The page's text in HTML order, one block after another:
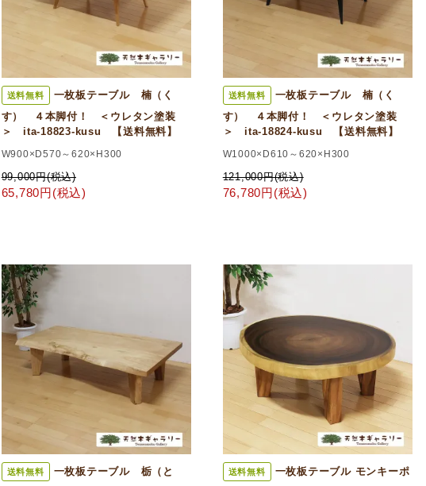
送料無料
一枚板テーブル 楠（く
す） ４本脚付！ ＜ウレタン塗装
＞ ita-18823-kusu 【送料無料】
W900×D570～620×H300
99,000円(税込)
65,780円(税込)
送料無料
一枚板テーブル 楠（く
す） ４本脚付！ ＜ウレタン塗装
＞ ita-18824-kusu 【送料無料】
W1000×D610～620×H300
121,000円(税込)
76,780円(税込)
送料無料
一枚板テーブル 栃（と
送料無料
一枚板テーブル モンキーポ